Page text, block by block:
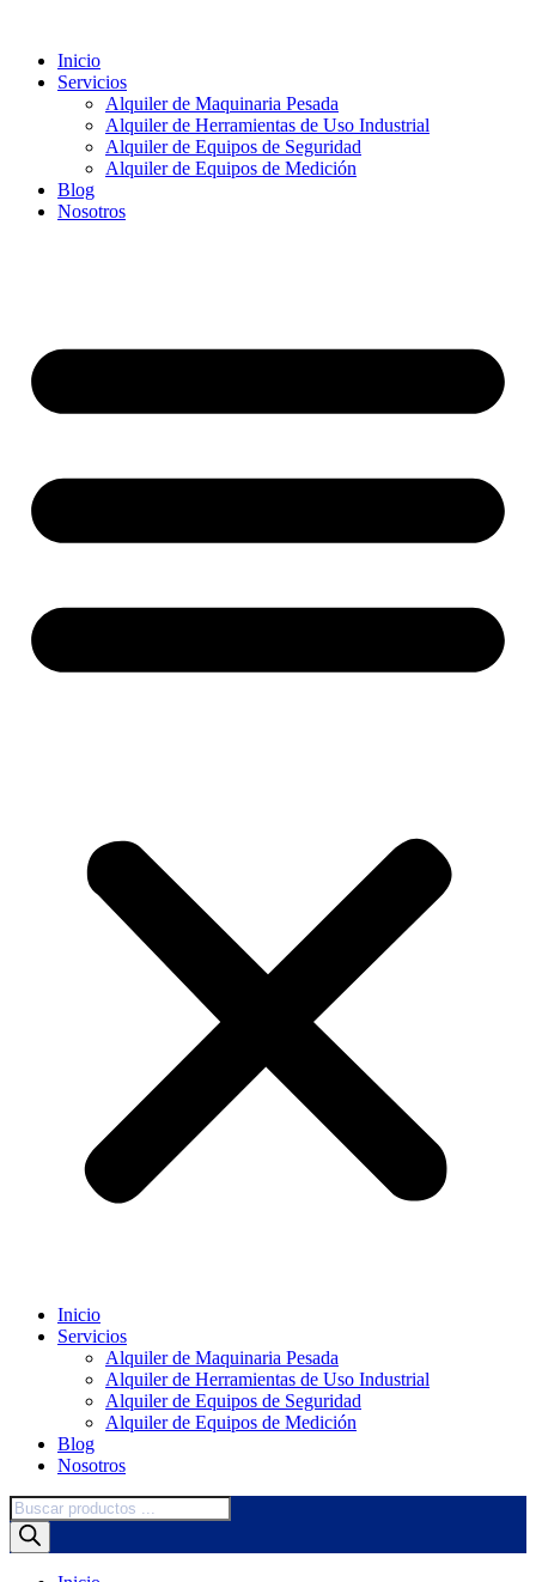
contenido
Inicio
Servicios
Alquiler de Maquinaria Pesada
Alquiler de Herramientas de Uso Industrial
Alquiler de Equipos de Seguridad
Alquiler de Equipos de Medición
Blog
Nosotros
Inicio
Servicios
Alquiler de Maquinaria Pesada
Alquiler de Herramientas de Uso Industrial
Alquiler de Equipos de Seguridad
Alquiler de Equipos de Medición
Blog
Nosotros
Búsqueda
de
productos